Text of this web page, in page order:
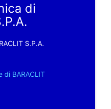
di
S.P.A.
di BARACLIT